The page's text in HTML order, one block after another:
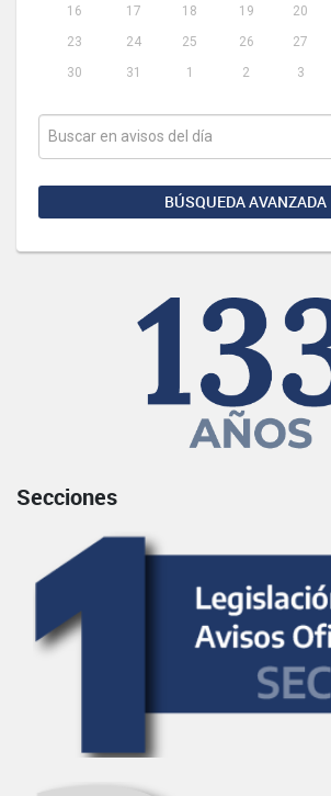
16
17 18 19 20
23
24 25 26 27
30
31 1 2 3
BÚSQUEDA AVANZADA
Secciones